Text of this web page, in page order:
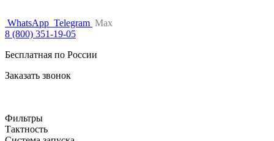
WhatsApp Telegram Max
8 (800) 351-19-05
Бесплатная по России
Заказать звонок
Фильтры
Тактность